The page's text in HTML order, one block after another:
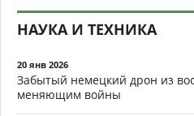
НАУКА И ТЕХНИКА
20 янв 2026
Забытый немецкий дрон из
меняющим войны